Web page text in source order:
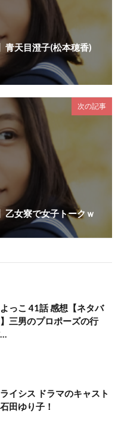
青天目澄子(松本穂香)
次の記事
乙女寮で女子トークｗ
っこ 41話 感想【ネタバ
三男のプロポーズの行
イシス ドラマのキャスト
田ゆり子！